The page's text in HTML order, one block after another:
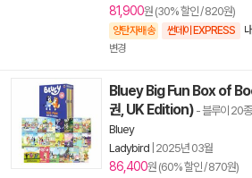
81,900원 (30% 할인 / 820원)
양탄자배송 썬데이 EXPRESS
변경
Bluey Big Fun Box of
권, UK Edition) - 블루이 20
Bluey
Ladybird 2025년 03월
86,400원 (60% 할인 / 870원)